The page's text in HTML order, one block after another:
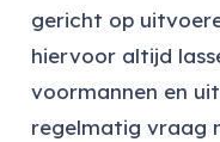
gericht op
hiervoor altijd
voormannen en
regelmatig vraag